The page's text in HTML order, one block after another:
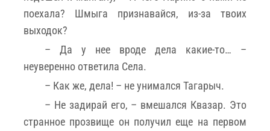
поехала? Шмыга признавайся, из-за твоих
выходок?
– Да у нее вроде дела какие-то… –
неуверенно ответила Села.
– Как же, дела! – не унимался Тагарыч.
– Не задирай его, – вмешался Квазар. Это
странное прозвище он получил еще на первом